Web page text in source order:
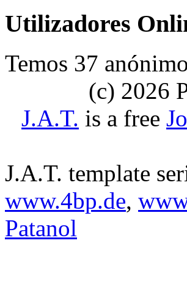
Utilizadores
Temos 37
(c) 2026
J.A.T. is a free
J.A.T. template
www.4bp.de,
Patanol